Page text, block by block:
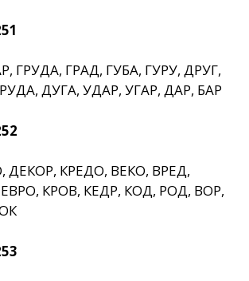
ГРУДА, ГРАД, ГУБА, ГУРУ, ДРУГ,
ДУГА, УДАР, УГАР, ДАР, БАР
ДЕКОР, КРЕДО, ВЕКО, ВРЕД,
КРОВ, КЕДР, КОД, РОД, ВОР,